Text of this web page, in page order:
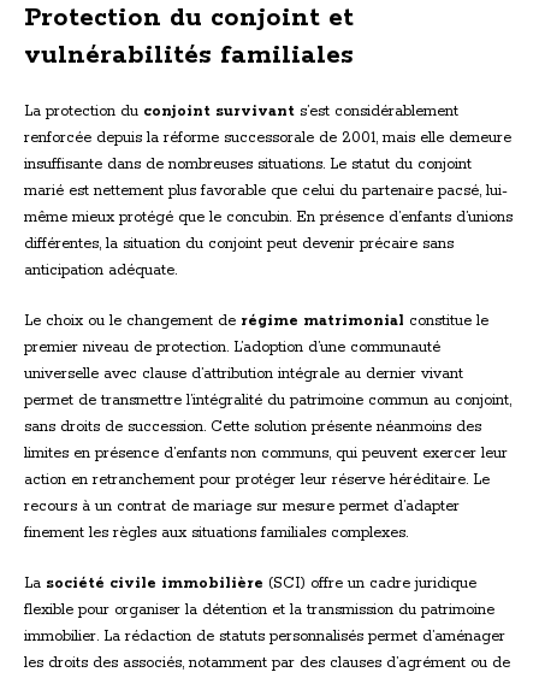
Protection du conjoint et
vulnérabilités familiales
La protection du conjoint survivant s’est considérablement
renforcée depuis la réforme successorale de 2001, mais elle demeure
insuffisante dans de nombreuses situations. Le statut du conjoint
marié est nettement plus favorable que celui du partenaire pacsé, lui-
même mieux protégé que le concubin. En présence d’enfants d’unions
différentes, la situation du conjoint peut devenir précaire sans
anticipation adéquate.
Le choix ou le changement de régime matrimonial constitue le
premier niveau de protection. L’adoption d’une communauté
universelle avec clause d’attribution intégrale au dernier vivant
permet de transmettre l’intégralité du patrimoine commun au conjoint,
sans droits de succession. Cette solution présente néanmoins des
limites en présence d’enfants non communs, qui peuvent exercer leur
action en retranchement pour protéger leur réserve héréditaire. Le
recours à un contrat de mariage sur mesure permet d’adapter
finement les règles aux situations familiales complexes.
La société civile immobilière (SCI) offre un cadre juridique
flexible pour organiser la détention et la transmission du patrimoine
immobilier. La rédaction de statuts personnalisés permet d’aménager
les droits des associés, notamment par des clauses d’agrément ou de